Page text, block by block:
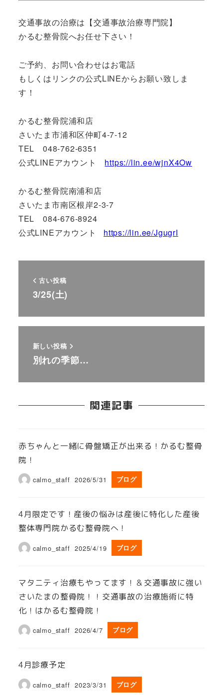
交通事故の治療は【交通事故治療専門院】
かるむ整骨院へお任せ下さい！
ご予約、お問い合わせはお電話
もしくはリンクの公式LINEからお願い致しま
す！
かるむ整骨院浦和店
さいたま市浦和区仲町4-7-12
TEL 048-762-6351
公式LINEアカウント https://lin.ee/wjnX4Ow
かるむ整骨院南浦和店
さいたま市南区根岸2-3-7
TEL 084-676-8924
公式LINEアカウント https://lin.ee/JgugrI
古い投稿
3/25(土)
新しい投稿
別れの季節…
関連記事
赤ちゃんと一緒に骨盤矯正が出来る！かるむ整骨
院！
calmo_staff 2026/5/31 ブログ
4月限定です！産後の悩みは産後に特化した産後
整体専門院かるむ整骨院へ！
calmo_staff 2025/4/19 ブログ
マタニティ治療もやってます！＆交通事故に強い
さいたまの整骨院！！交通事故の治療施術に特
化！はかるむ整骨院！
calmo_staff 2026/4/7 ブログ
4月診療予定
calmo_staff 2023/3/31 ブログ